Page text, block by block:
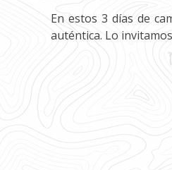
En estos 3 días de
auténtica. Lo